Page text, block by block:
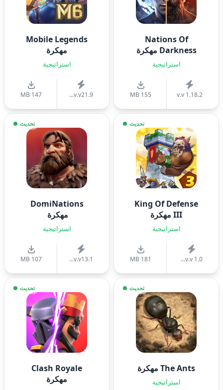
Nations Of
Darkness مهكرة
استراتيجية
v.v 1.18.2
155 MB
Mobile Legends
مهكرة
استراتيجية
v.v21.9...
147 MB
تحديث
King Of Defense
III مهكرة
استراتيجية
v.v 1.0...
181 MB
تحديث
DomiNations
مهكرة
استراتيجية
v.v13.1...
107 MB
تحديث
The Ants مهكرة
استراتيجية
تحديث
Clash Royale
مهكرة